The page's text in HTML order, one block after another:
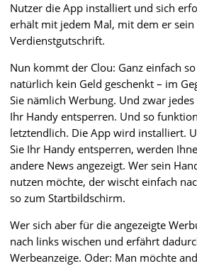
Nutzer die App installiert und sich
erhält mit jedem Mal, mit dem er
Verdienstgutschrift.
Nun kommt der Clou: Ganz einfach
natürlich kein Geld geschenkt – im
Sie nämlich Werbung. Und zwar
Ihr Handy entsperren. Und so
letztendlich. Die App wird installiert.
Sie Ihr Handy entsperren, werden
andere News angezeigt. Wer sein
nutzen möchte, der wischt einfach
so zum Startbildschirm.
Wer sich aber für die angezeigte
nach links wischen und erfährt
Werbeanzeige. Oder: Man möchte